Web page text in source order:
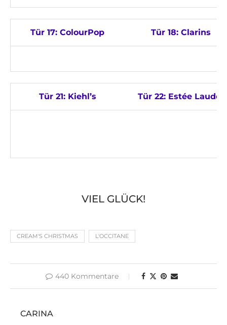
Tür 17: ColourPop Tür 18: Clarins
Tür 21: Kiehl’s Tür 22: Estée Lauder
VIEL GLÜCK!
CREAM'S CHRISTMAS L'OCCITANE
440 Kommentare
CARINA